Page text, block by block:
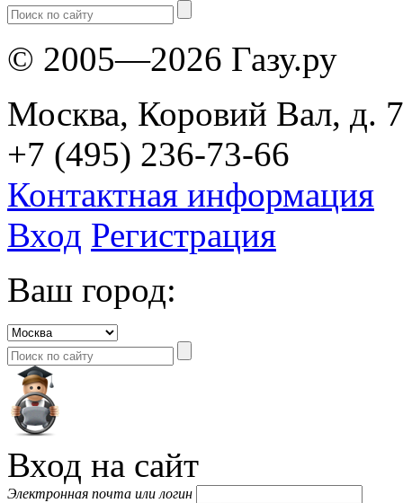
© 2005—2026 Газу.ру
Москва, Коровий Вал, д.
+7 (495) 236-73-66
Контактная информация
Вход Регистрация
Ваш город:
Вход на сайт
Электронная почта или логин